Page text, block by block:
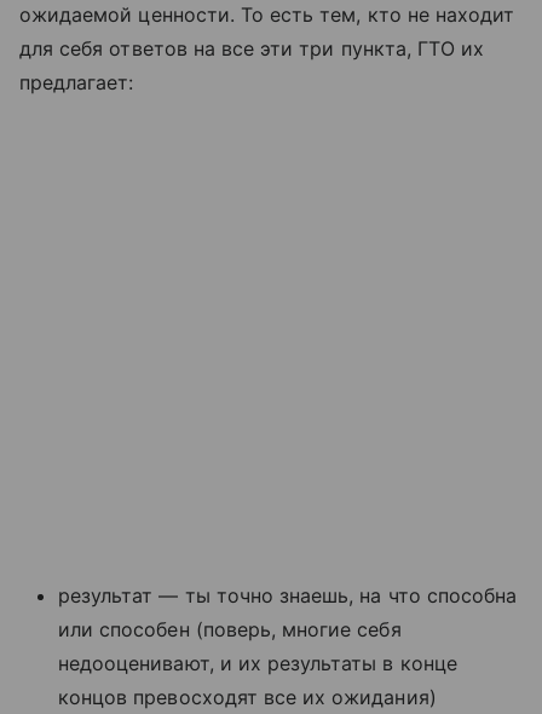
ожидаемой ценности. То есть тем, кто не находит
для себя ответов на все эти три пункта, ГТО их
предлагает:
результат — ты точно знаешь, на что способна
или способен (поверь, многие себя
недооценивают, и их результаты в конце
концов превосходят все их ожидания)